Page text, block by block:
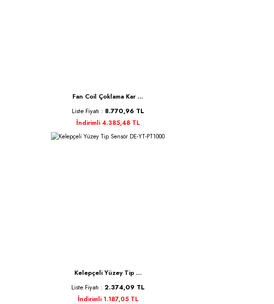
Fan Coil Çoklama Kar ...
Liste Fiyatı : 8.770,96 TL
İndirimli 4.385,48 TL
Kelepçeli Yüzey Tip ...
Liste Fiyatı : 2.374,09 TL
İndirimli 1.187,05 TL